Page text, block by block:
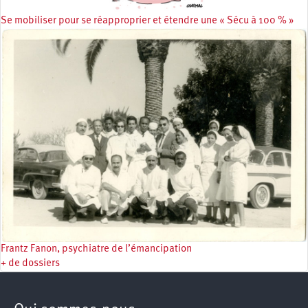
Se mobiliser pour se réapproprier et étendre une « Sécu à 100 % »
Frantz Fanon, psychiatre de l’émancipation
+ de dossiers